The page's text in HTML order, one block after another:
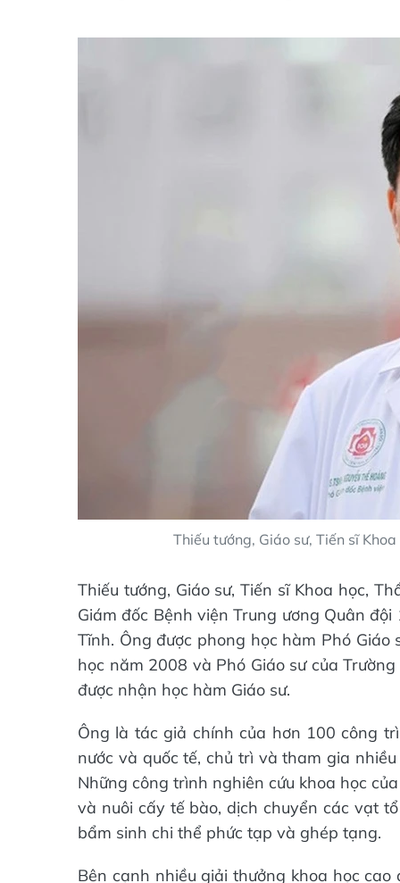
Thiếu tướng, Giáo sư, Tiến sĩ
Thiếu tướng, Giáo sư, Tiến sĩ Khoa học,
Giám đốc Bệnh viện Trung ương Quân
Tĩnh. Ông được phong học hàm Phó
học năm 2008 và Phó Giáo sư của
được nhận học hàm Giáo sư.
Ông là tác giả chính của hơn 100 công
nước và quốc tế, chủ trì và tham gia
Những công trình nghiên cứu khoa học
và nuôi cấy tế bào, dịch chuyển các vạt
bẩm sinh chi thể phức tạp và ghép tạng.
Bên cạnh nhiều giải thưởng khoa học